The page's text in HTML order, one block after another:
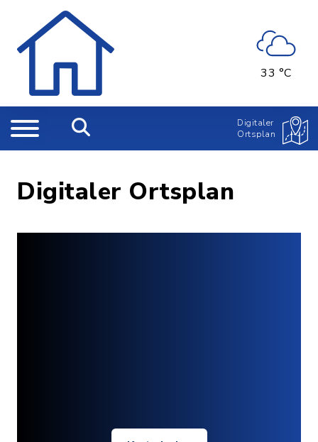
33 °C
Digitaler
Ortsplan
Digitaler Ortsplan